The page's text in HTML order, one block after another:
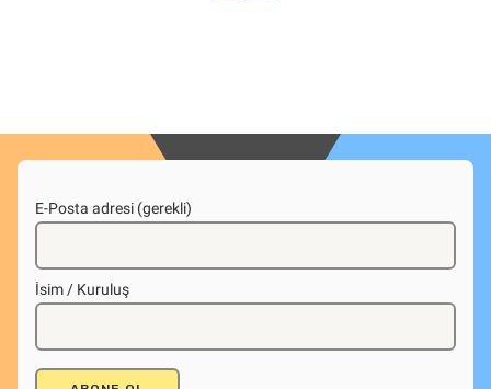
E-Posta adresi (gerekli)
İsim / Kuruluş